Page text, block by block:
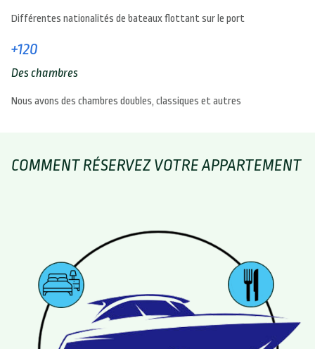
Différentes nationalités de bateaux flottant sur le port
+120
Des chambres
Nous avons des chambres doubles, classiques et autres
COMMENT RÉSERVEZ VOTRE APPARTEMENT